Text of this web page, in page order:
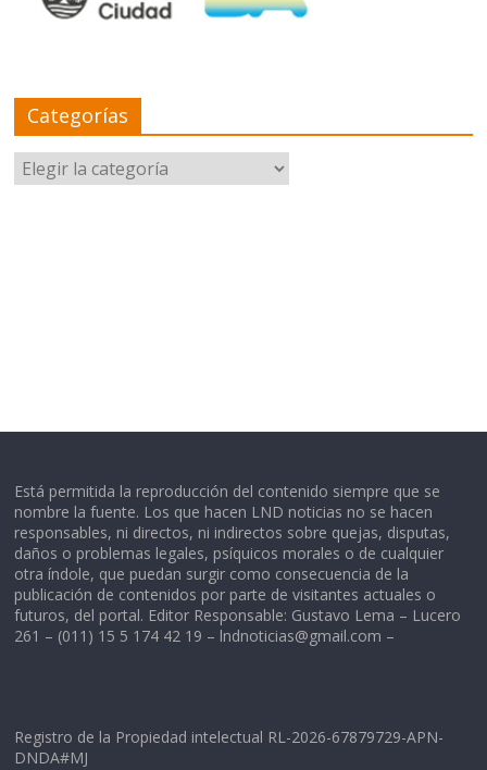
Categorías
Categorías
Está permitida la reproducción del contenido siempre que se
nombre la fuente. Los que hacen LND noticias no se hacen
responsables, ni directos, ni indirectos sobre quejas, disputas,
daños o problemas legales, psíquicos morales o de cualquier
otra índole, que puedan surgir como consecuencia de la
publicación de contenidos por parte de visitantes actuales o
futuros, del portal. Editor Responsable: Gustavo Lema – Lucero
261 – (011) 15 5 174 42 19 – lndnoticias@gmail.com –
Registro de la Propiedad intelectual RL-2026-67879729-APN-
DNDA#MJ